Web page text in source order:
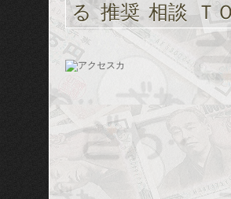
る 推奨 相談 Ｔ